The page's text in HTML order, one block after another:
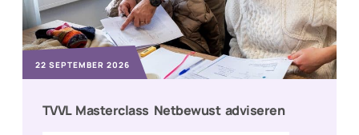
22 SEPTEMBER 2026
TVVL Masterclass Netbewust adviseren